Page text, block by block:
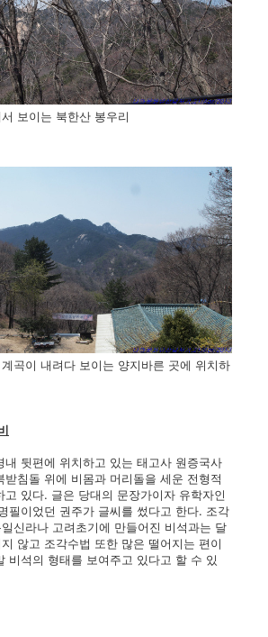
보이는 북한산 봉우리
곡이 내려다 보이는 양지바른 곳에 위치하
내 뒷편에 위치하고 있는 태고사 원증국사
받침돌 위에 비몸과 머리돌을 세운 전형적
고 있다. 글은 당대의 문장가이자 유학자인
필이었던 권주가 글씨를 썼다고 한다. 조각
신라나 고려초기에 만들어진 비석과는 달
않고 조각수법 또한 많은 떨어지는 편이
비석의 형태를 보여주고 있다고 할 수 있